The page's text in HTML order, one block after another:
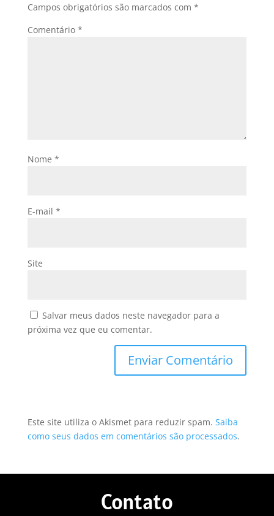
Campos obrigatórios são marcados com *
Comentário *
Nome *
E-mail *
Site
Salvar meus dados neste navegador para a
próxima vez que eu comentar.
Este site utiliza o Akismet para reduzir spam. Saiba
como seus dados em comentários são processados.
Contato